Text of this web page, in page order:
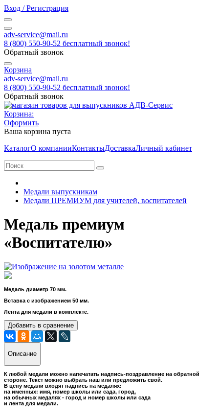
Вход / Регистрация
adv-service@mail.ru
8 (800) 550-90-52 бесплатный звонок!
Обратный звонок
Корзина
adv-service@mail.ru
8 (800) 550-90-52 бесплатный звонок!
Обратный звонок
Корзина:
Оформить
Ваша корзина пуста
КаталогО компанииКонтактыДоставкаЛичный кабинет
Медали выпускникам
Медали ПРЕМИУМ для учителей, воспитателей
Медаль премиум
«Воспитателю»
Медаль диаметр 70 мм.
Вставка с изображением 50 мм.
Лента для медали в комплекте.
Добавить в сравнение
Описание
К любой медали можно напечатать надпись-поздравление на обратной
стороне. Текст можно выбрать наш или предложить свой.
В цену медали входят надпись на медалях:
на именных: имя, номер школы или сада, город,
на обычных медалях - город и номер школы или сада
и лента для медали.